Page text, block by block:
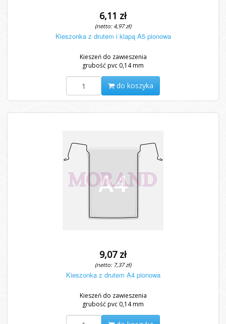
6,11 zł
(netto: 4,97 zł)
Kieszonka z drutem i klapą A5 pionowa
Kieszeń do zawieszenia
grubość pvc 0,14 mm
do koszyka
9,07 zł
(netto: 7,37 zł)
Kieszonka z drutem A4 pionowa
Kieszeń do zawieszenia
grubość pvc 0,14 mm